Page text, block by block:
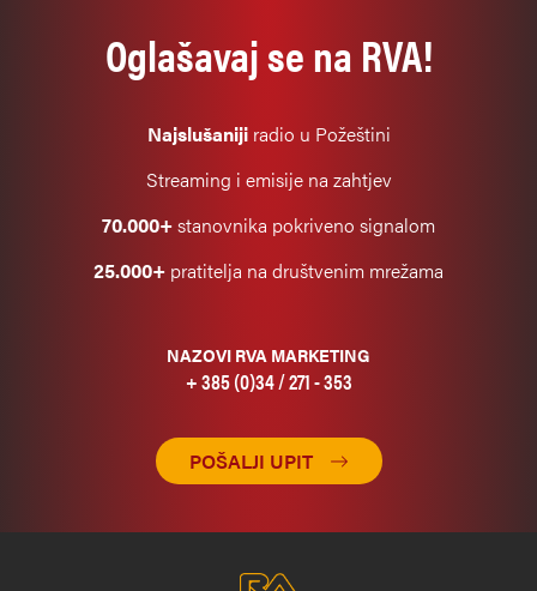
Oglašavaj se na RVA!
Najslušanijiradio u Požeštini
Streaming i emisije na zahtjev
70.000+stanovnika pokriveno signalom
25.000+ pratitelja na društvenim mrežama
NAZOVI RVA MARKETING
+ 385 (0)34 / 271 - 353
POŠALJI UPIT